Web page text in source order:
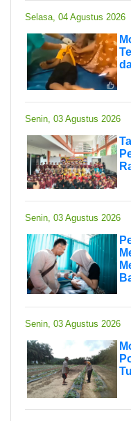
Selasa, 04 Agustus 2026
Senin, 03 Agustus 2026
Senin, 03 Agustus 2026
Senin, 03 Agustus 2026